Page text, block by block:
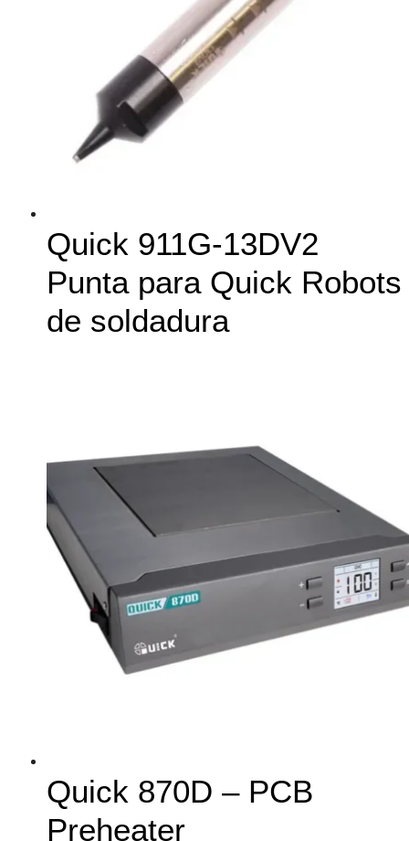
Quick 911G-13DV2
Punta para Quick Robots
de soldadura
Quick 870D – PCB
Preheater